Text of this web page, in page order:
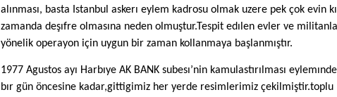
alınması, basta Istanbul askerı eylem kadrosu olmak uzere pek çok evin
zamanda deşıfre olmasına neden olmuştur.Tespit edılen evler ve
yönelik operayon için uygun bir zaman kollanmaya başlanmıştır.
1977 Agustos ayı Harbıye AK BANK subesı’nin kamulastırılması
bır gün öncesine kadar,gittigimiz her yerde resimlerimiz çekilmiştir.toplu